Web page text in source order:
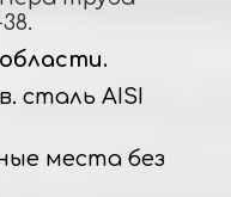
сталь AISI
места без